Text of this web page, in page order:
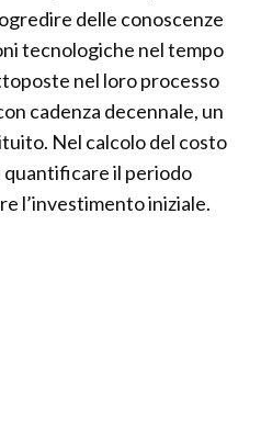
delle conoscenze
tecnologiche nel tempo
nel loro processo
cadenza decennale, un
Nel calcolo del costo
quantificare il periodo
l’investimento iniziale.